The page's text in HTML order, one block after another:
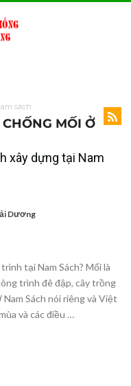
sách
MỐI Ở
xây dựng tại Nam
Dương
tại Nam Sách? Mối là
trình đê đập, cây trồng
Sách nói riêng và Việt
và các điều …